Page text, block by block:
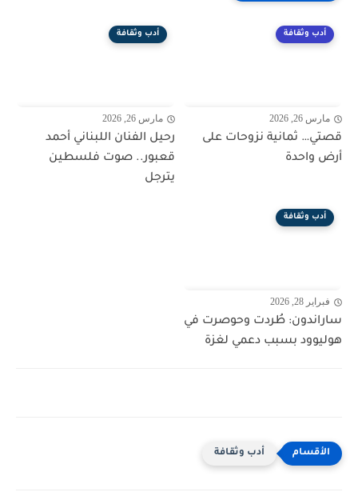
أدب وثقافة
مارس 26, 2026
قصتي… ثمانية نزوحات على
أرض واحدة
أدب وثقافة
مارس 26, 2026
رحيل الفنان اللبناني أحمد
قعبور.. صوت فلسطين
يترجل
أدب وثقافة
فبراير 28, 2026
ساراندون: طُردت وحوصرت في
هوليوود بسبب دعمي لغزة
أدب وثقافة